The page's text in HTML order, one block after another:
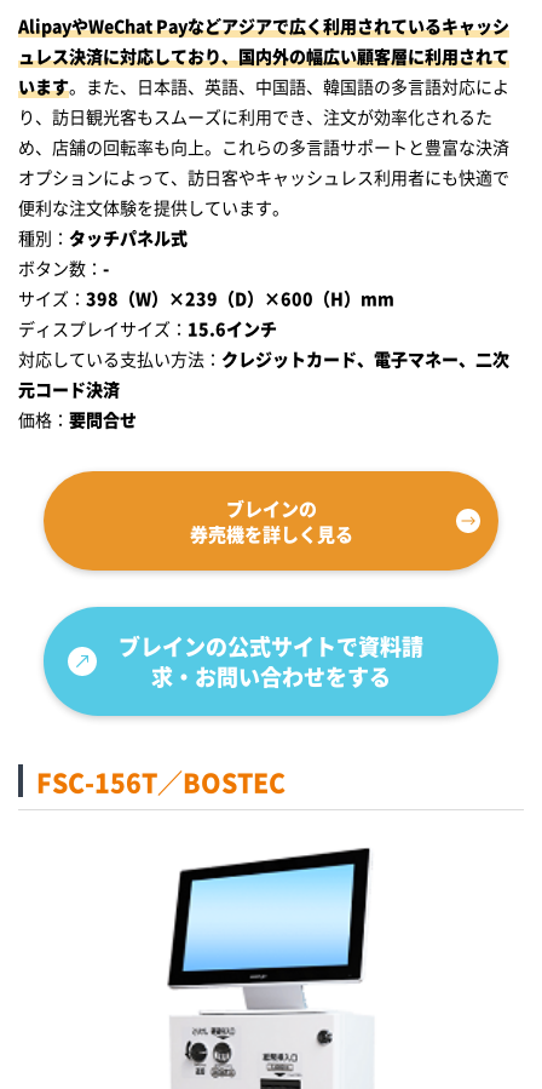
AlipayやWeChat Payなどアジアで広く利用されているキャッシ
ュレス決済に対応しており、国内外の幅広い顧客層に利用されて
います。また、日本語、英語、中国語、韓国語の多言語対応によ
り、訪日観光客もスムーズに利用でき、注文が効率化されるた
め、店舗の回転率も向上。これらの多言語サポートと豊富な決済
オプションによって、訪日客やキャッシュレス利用者にも快適で
便利な注文体験を提供しています。
種別： タッチパネル式
ボタン数： -
サイズ： 398（W）×239（D）×600（H）mm
ディスプレイサイズ： 15.6インチ
対応している支払い方法： クレジットカード、電子マネー、二次
元コード決済
価格： 要問合せ
ブレインの
券売機を詳しく見る
ブレインの公式サイトで資料請
求・お問い合わせをする
FSC-156T／BOSTEC